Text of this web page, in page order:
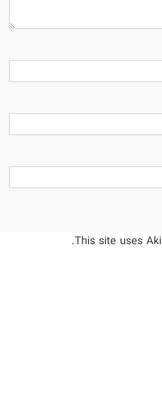
This site uses